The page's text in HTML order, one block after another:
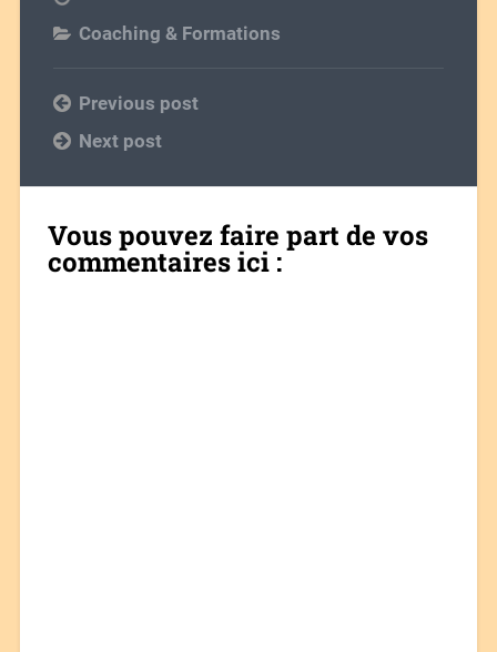
Coaching & Formations
Previous post
Next post
Vous pouvez faire part de vos
commentaires ici :